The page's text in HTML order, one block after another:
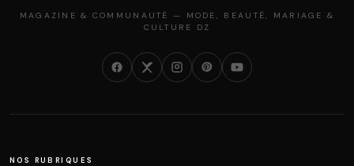
MAGAZINE & COMMUNAUTÉ — MODE, BEAUTÉ, MARIAGE &
CULTURE DZ
NOS RUBRIQUES